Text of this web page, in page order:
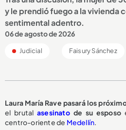
y le prendió fuego a la vivienda
sentimental adentro.
06 de agosto de 2026
Judicial Faisury Sánchez
Laura María Rave pasará los
el brutalasesinatode su esposo
centro-oriente de Medellín.